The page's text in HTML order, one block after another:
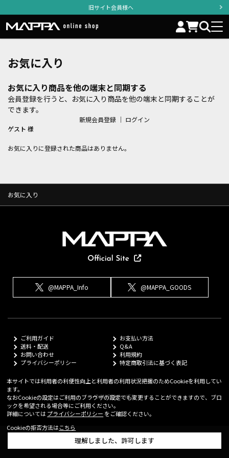
旧サイト会員様へ
お気に入り
お気に入り商品を他の端末と同期する
会員登録を行うと、お気に入り商品を他の端末と同期することが
できます。
新規会員登録 ｜ ログイン
ゲスト 様
お気に入りに登録された商品はありません。
お気に入り
@MAPPA_Info @MAPPA_GOODS
ご利用ガイド
お支払い方法
送料・配送
Q&A
お問い合わせ
利用規約
プライバシーポリシー
特定商取引法に基づく表記
© MAPPA Co.,LTD
本サイトでは利用者の利便性向上と利用者の利用状況把握のためCookieを利用してい
ます。
なおCookieの設定はご利用のブラウザの設定でも変更することができますので、ブロ
ックを希望される場合等にご利用ください。
詳細については プライバシーポリシー をご確認ください。
Cookieの拒否方法はこちら
理解しました、許可します